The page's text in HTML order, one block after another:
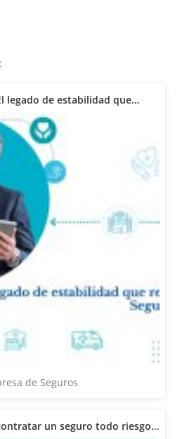
legado de estabilidad que…
de Seguros
un seguro todo riesgo…